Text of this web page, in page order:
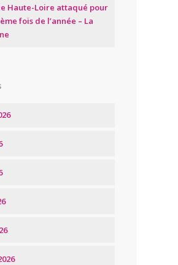
Haute-Loire attaqué pour
fois de l’année – La